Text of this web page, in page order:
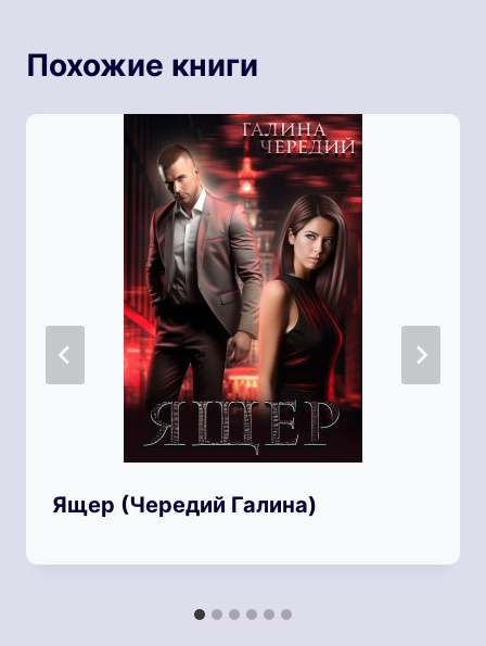
Похожие книги
Ящер (Чередий Галина)